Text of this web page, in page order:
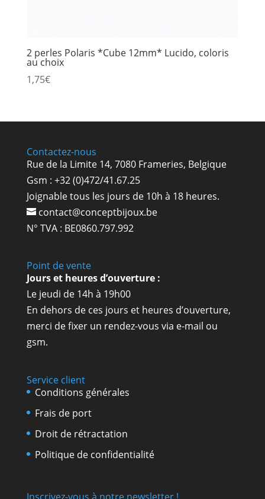
2 perles Polaris *Cube 12mm* Lucido, coloris
au choix
1,75€
Contactez-nous
Rue de la Limite 14, 7080 Frameries, Belgique
Gsm : +32 (0)472/41.67.25
Joignable tous les jours de 10h à 18 heures.
contact@conceptbijoux.be
N° TVA : BE0860.797.992
Point de vente
Jours et heures d’ouverture :
Le jeudi de 14h à 19h00
En dehors de ces jours et heures d’ouverture,
merci de fixer un rendez-vous via e-mail ou
gsm.
Service client
Conditions générales
Frais de port
Droit de rétractation
Politique de confidentialité